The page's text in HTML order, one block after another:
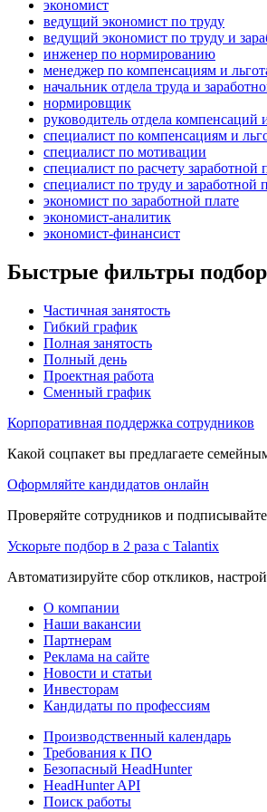
экономист
ведущий экономист по труду
ведущий экономист по труду и
инженер по нормированию
менеджер по компенсациям и
начальник отдела труда и
нормировщик
руководитель отдела компенсаций
специалист по компенсациям и
специалист по мотивации
специалист по расчету заработной
специалист по труду и заработной
экономист по заработной плате
экономист-аналитик
экономист-финансист
Быстрые фильтры
Частичная занятость
Гибкий график
Полная занятость
Полный день
Проектная работа
Сменный график
Корпоративная поддержка сотрудников
Какой соцпакет вы предлагаете
Оформляйте кандидатов онлайн
Проверяйте сотрудников и
Ускорьте подбор в 2 раза с Talantix
Автоматизируйте сбор откликов,
О компании
Наши вакансии
Партнерам
Реклама на сайте
Новости и статьи
Инвесторам
Кандидаты по профессиям
Производственный календарь
Требования к ПО
Безопасный HeadHunter
HeadHunter API
Поиск работы